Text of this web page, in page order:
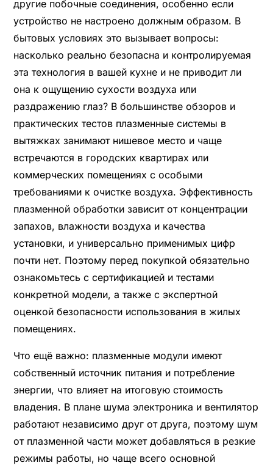
другие побочные соединения, особенно если
устройство не настроено должным образом. В
бытовых условиях это вызывает вопросы:
насколько реально безопасна и контролируемая
эта технология в вашей кухне и не приводит ли
она к ощущению сухости воздуха или
раздражению глаз? В большинстве обзоров и
практических тестов плазменные системы в
вытяжках занимают нишевое место и чаще
встречаются в городских квартирах или
коммерческих помещениях с особыми
требованиями к очистке воздуха. Эффективность
плазменной обработки зависит от концентрации
запахов, влажности воздуха и качества
установки, и универсально применимых цифр
почти нет. Поэтому перед покупкой обязательно
ознакомьтесь с сертификацией и тестами
конкретной модели, а также с экспертной
оценкой безопасности использования в жилых
помещениях.
Что ещё важно: плазменные модули имеют
собственный источник питания и потребление
энергии, что влияет на итоговую стоимость
владения. В плане шума электроника и вентилятор
работают независимо друг от друга, поэтому шум
от плазменной части может добавляться в резкие
режимы работы, но чаще всего основной